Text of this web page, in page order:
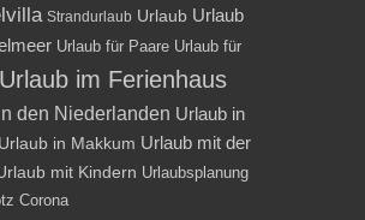
Strandurlaub Urlaub Urlaub
Urlaub für Paare Urlaub für
Urlaub im Ferienhaus
den Niederlanden Urlaub in
Urlaub in Makkum Urlaub mit der
mit Kindern Urlaubsplanung
Corona